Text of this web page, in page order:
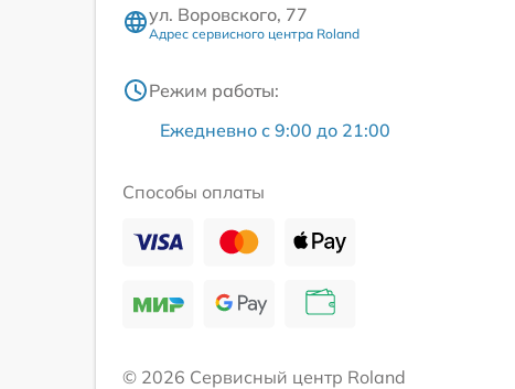
ул. Воровского, 77
Адрес сервисного центра Roland
Режим работы:
Ежедневно с 9:00 до 21:00
Способы оплаты
© 2026 Сервисный центр Roland